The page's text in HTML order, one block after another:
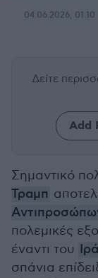
04.06.2026, 01:10
Δείτε
Add
Σημαντικό
Τραμπ
πολεμικές
έναντι του
σπάνια